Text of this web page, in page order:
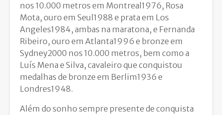
nos 10.000 metros em Montreal1976, Rosa
Mota, ouro em Seul1988 e prata em Los
Angeles1984, ambas na maratona, e Fernanda
Ribeiro, ouro em Atlanta1996 e bronze em
Sydney2000 nos 10.000 metros, bem como a
Luís Mena e Silva, cavaleiro que conquistou
medalhas de bronze em Berlim1936 e
Londres1948.
Além do sonho sempre presente de conquista